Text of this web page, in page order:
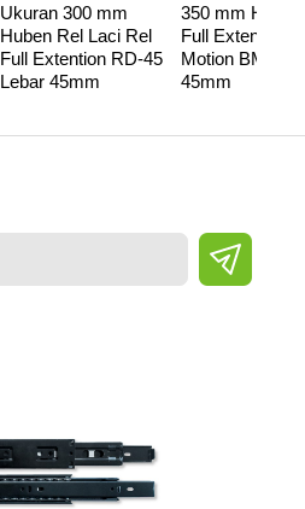
Ukuran 300 mm
Huben Rel Laci Rel
Full Extention RD-45
Lebar 45mm
350 mm
Full Extention
Motion BM-45
45mm